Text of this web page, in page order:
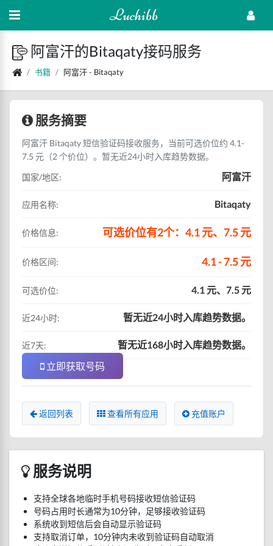
Luchibb
阿富汗的Bitaqaty接码服务
书籍 阿富汗 - Bitaqaty
服务摘要
阿富汗 Bitaqaty 短信验证码接收服务，当前可选价位约 4.1-
7.5 元（2 个价位）。暂无近24小时入库趋势数据。
国家/地区:
阿富汗
应用名称: Bitaqaty
价格信息: 可选价位有2个：4.1 元、7.5 元
价格区间: 4.1 - 7.5 元
可选价位: 4.1 元、7.5 元
近24小时: 暂无近24小时入库趋势数据。
近7天:
暂无近168小时入库趋势数据。
立即获取号码
返回列表 查看所有应用 充值账户
服务说明
支持全球各地临时手机号码接收短信验证码
号码占用时长通常为10分钟，足够接收验证码
系统收到短信后会自动显示验证码
支持取消订单，10分钟内未收到验证码自动取消